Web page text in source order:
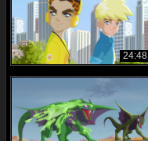
24:48